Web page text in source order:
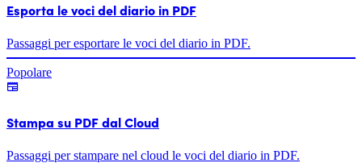
Esporta le voci del diario in PDF
Passaggi per esportare le voci del diario in PDF.
Popolare
Stampa su PDF dal Cloud
Passaggi per stampare nel cloud le voci del diario in PDF.